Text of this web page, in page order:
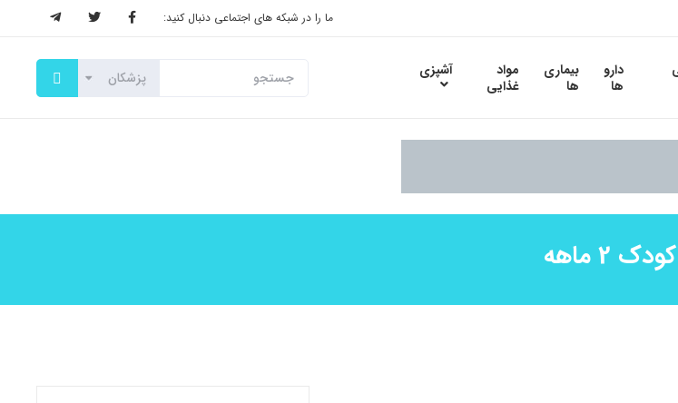
ما را در شبکه های اجتماعی دنبال کنید:
دارو
ها
بیماری
ها
مواد
غذایی
آشپزی
کودک 2 ماهه